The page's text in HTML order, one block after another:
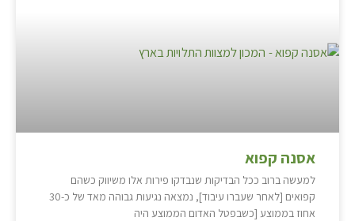
אסנה קפוא
למעשה ברוב ככל הבדיקות שנבדקו פירות אלו משיווק כשהם
קפואים [לאחר שעברו עיבוד], נמצאה נגיעות גבוהה מאד של כ-30
אחוז בממוצע [כשבפטל האדום הממוצע היה